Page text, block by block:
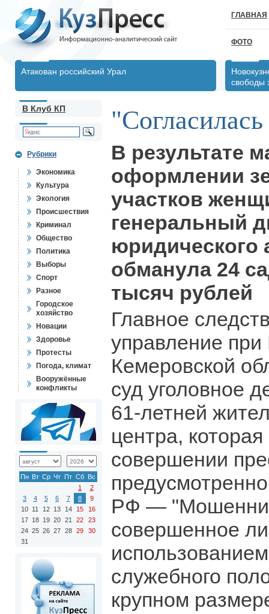
ГЛАВНАЯ
ФОТО
Атакован российский Урал
свободы
В Клуб КП
Рубрики
Экономика
Культура
Экология
Происшествия
Криминал
Общество
Политика
Выборы
Спорт
Разное
Городское
хозяйство
Новации
Здоровье
Протесты
Погода, климат
Вооружённые
конфликты
Пн Вт Ср Чт Пт Сб Вс
1
2
3
4 5 6 7 8
9
10 11 12 13 14 15
16
17 18 19 20 21 22
23
24 25 26 27 28 29
30
31
В результате
оформлении
участков
генеральный
юридического
обманула 24
тысяч рублей
Главное
управление
Кемеровской
суд уголовное
61-летней
центра,
совершении
РФ —
совершенное
служебного
крупном